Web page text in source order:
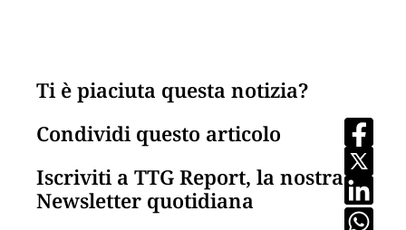
Ti è piaciuta questa notizia?
Condividi questo articolo
Iscriviti a TTG Report, la nostra
Newsletter quotidiana